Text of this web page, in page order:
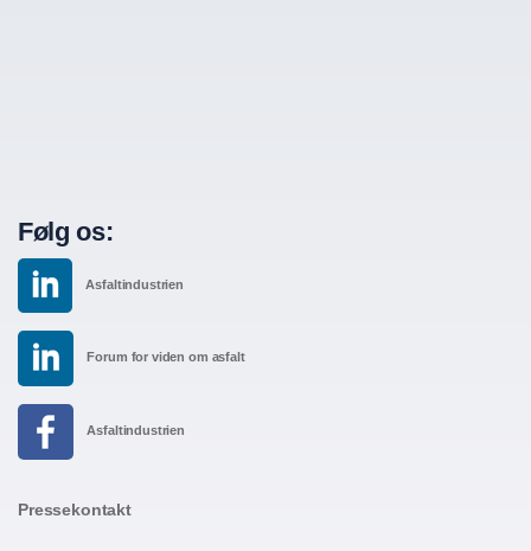
Følg os:
Asfaltindustrien
Forum for viden om asfalt
Asfaltindustrien
Pressekontakt